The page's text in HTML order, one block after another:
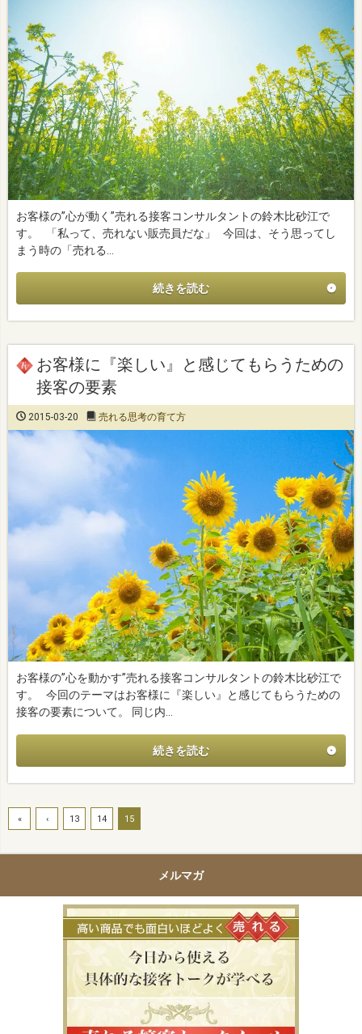
お客様の”心が動く”売れる接客コンサルタントの鈴木比砂江で
す。 「私って、売れない販売員だな」 今回は、そう思ってし
まう時の「売れる…
続きを読む
お客様に『楽しい』と感じてもらうための
接客の要素
2015-03-20 売れる思考の育て方
お客様の”心を動かす”売れる接客コンサルタントの鈴木比砂江で
す。 今回のテーマはお客様に『楽しい』と感じてもらうための
接客の要素について。 同じ内…
続きを読む
« ‹ 13 14 15
メルマガ